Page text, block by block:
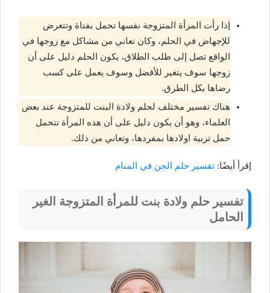
إذا رأت المرأة المتزوجة نفسها تحمل بفتاة وتتعرض
للإجهاض في الحلم، وكان تعاني من مشاكل مع زوجها في
الواقع تصل إلى طلب الطلاق، يكون الحلم دليل على أن
زوجها سوف يتغير للأفضل وسوف يعمل على كسب
رضاها بكل الطرق.
هناك تفسير مختلف لحلم ولادة البنت للمتزوجة عند بعض
العلماء، وهو أن يكون دليل على أن هذه المرأة تتحمل
حمل تربية اولادها بمفردها، وتعاني من ذلك.
إقرأ أيضًا: تفسير حلم الجن في المنام
تفسير حلم ولادة بنت للمرأة المتزوجة الغير
الحامل